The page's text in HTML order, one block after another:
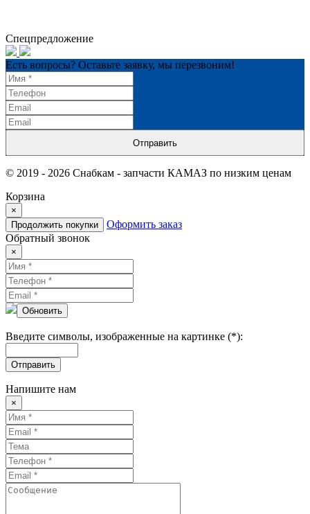
Спецпредложение
Есть вопросы? Оставьте заявку, мы перезвоним!
Отправить
© 2019 - 2026 Снабкам - запчасти КАМАЗ по низким ценам
Корзина
×
Продолжить покупки
Оформить заказ
Обратный звонок
×
Обновить
Введите символы, изображенные на картинке (*):
Отправить
Напишите нам
×